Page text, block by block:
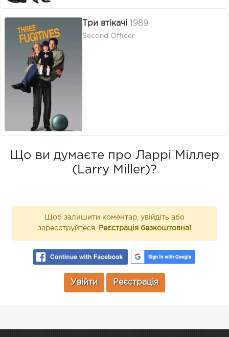
Три втікачі 1989
Second Officer
Що ви думаєте про Ларрі Міллер
(Larry Miller)?
Щоб залишити коментар, увійдіть або
зареєструйтеся. Реєстрація безкоштовна!
Увійти Реєстрація